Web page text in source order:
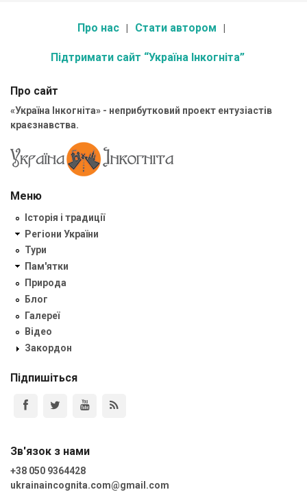
Про нас Стати автором
Підтримати сайт “Україна Інкогніта”
Про сайт
«Україна Інкогніта» - неприбутковий проект ентузіастів
краєзнавства.
Меню
Історія і традиції
Регіони України
Тури
Пам'ятки
Природа
Блог
Галереї
Відео
Закордон
Підпишіться
Зв'язок з нами
+38 050 9364428
ukrainaincognita.com@gmail.com